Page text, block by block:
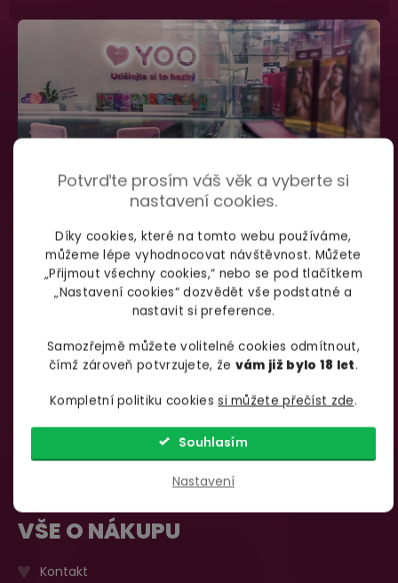
Potvrďte prosím váš věk a vyberte si
nastavení cookies.
Díky cookies, které na tomto webu používáme,
můžeme lépe vyhodnocovat návštěvnost. Můžete
„Přijmout všechny cookies,“ nebo se pod tlačítkem
„Nastavení cookies“ dozvědět vše podstatné a
nastavit si preference.
Samozřejmě můžete volitelné cookies odmítnout,
čímž zároveň potvrzujete, že vám již bylo 18 let.
Kompletní politiku cookiessi můžete přečíst zde.
Nastavení
Souhlasím
SHOWROOM BRNO
735 876 206
Pondělí – pátek:
Sobota, neděle
Zavřeno
VŠE O NÁKUPU
Kontakt